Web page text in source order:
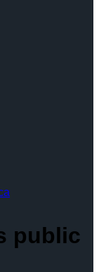
public